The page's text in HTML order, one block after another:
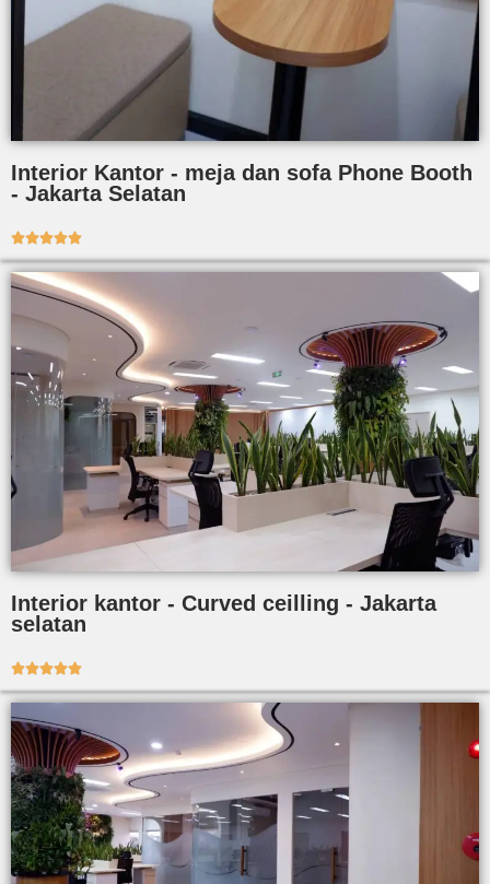
Interior Kantor - meja dan sofa Phone Booth
- Jakarta Selatan

Interior kantor - Curved ceilling - Jakarta
selatan
